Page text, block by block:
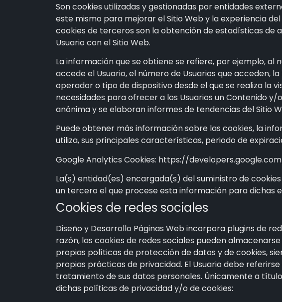
Son cookies utilizadas y gestionadas por entidades
este mismo para mejorar el Sitio Web y la experiencia
cookies de terceros son la obtención de estadísticas de
Usuario con el Sitio Web.
La información que se obtiene se refiere, por ejemplo, al
accede el Usuario, el número de Usuarios que acceden,
operador o tipo de dispositivo desde el que se realiza la
necesidades para ofrecer a los Usuarios un Contenido
anónima y se elaboran informes de tendencias del Sitio
Puede obtener más información sobre las cookies, la
utiliza, sus principales características, periodo de
Google Analytics Cookies: https://
La(s) entidad(es) encargada(s) del suministro de
un tercero el que procese esta información para dichas
Cookies de redes sociales
Diseño y Desarrollo Páginas Web incorpora plugins de
razón, las cookies de redes sociales pueden
propias políticas de protección de datos y de cookies,
propias prácticas de privacidad. El Usuario debe
tratamiento de sus datos personales. Únicamente a
dichas políticas de privacidad y/o de cookies: